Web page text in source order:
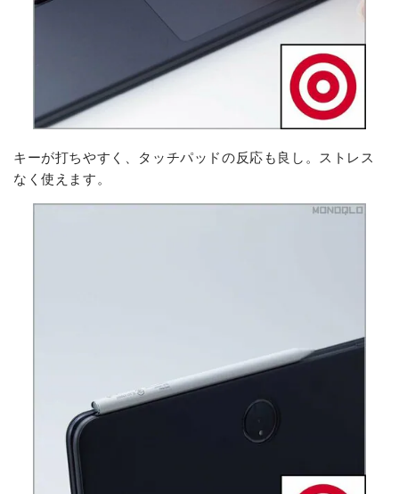
キーが打ちやすく、タッチパッドの反応も良し。ストレス
なく使えます。